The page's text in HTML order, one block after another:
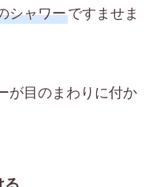
シャワーですませま
が目のまわりに付か